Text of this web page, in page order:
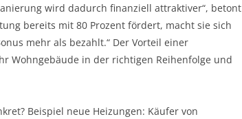
wird dadurch finanziell attraktiver“, betont
bereits mit 80 Prozent fördert, macht sie sich
mehr als bezahlt.“ Der Vorteil einer
Wohngebäude in der richtigen Reihenfolge und
Beispiel neue Heizungen: Käufer von